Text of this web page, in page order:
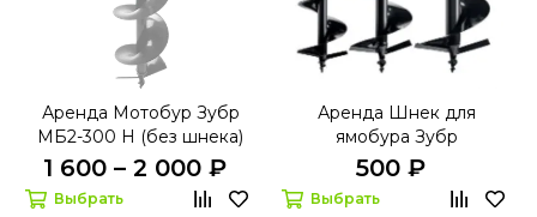
Аренда Мотобур Зубр
МБ2-300 Н (без шнека)
1 600 – 2 000 ₽
Выбрать
Аренда Шнек для
ямобура Зубр
500 ₽
Выбрать